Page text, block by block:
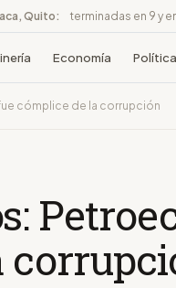
Quito: terminadas en 9 y
Economía Política
cómplice de la corrupción